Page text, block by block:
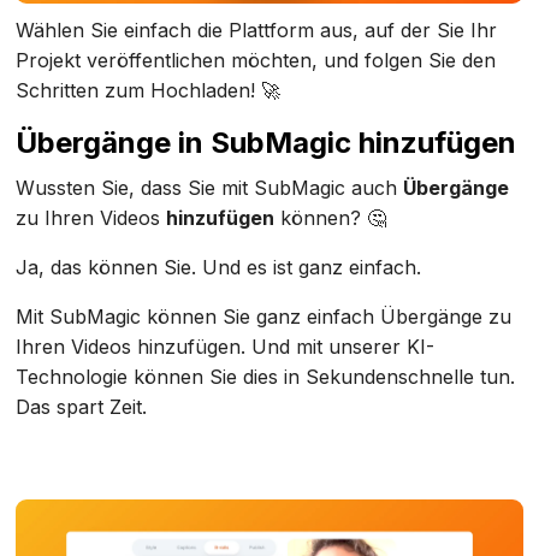
Wählen Sie einfach die Plattform aus, auf der Sie Ihr
Projekt veröffentlichen möchten, und folgen Sie den
Schritten zum Hochladen! 🚀
Übergänge in SubMagic hinzufügen
Wussten Sie, dass Sie mit SubMagic auch Übergänge
zu Ihren Videos hinzufügen können? 🤔
Ja, das können Sie. Und es ist ganz einfach.
Mit SubMagic können Sie ganz einfach Übergänge zu
Ihren Videos hinzufügen. Und mit unserer KI-
Technologie können Sie dies in Sekundenschnelle tun.
Das spart Zeit.